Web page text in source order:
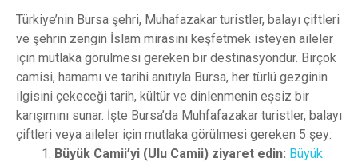
Türkiye’nin Bursa şehri, Muhafazakar turistler, balayı çiftleri
ve şehrin zengin İslam mirasını keşfetmek isteyen aileler
için mutlaka görülmesi gereken bir destinasyondur. Birçok
camisi, hamamı ve tarihi anıtıyla Bursa, her türlü gezginin
ilgisini çekeceği tarih, kültür ve dinlenmenin eşsiz bir
karışımını sunar. İşte Bursa’da Muhfafazakar turistler, balayı
çiftleri veya aileler için mutlaka görülmesi gereken 5 şey:
Büyük Camii’yi (Ulu Camii) ziyaret edin: Büyük